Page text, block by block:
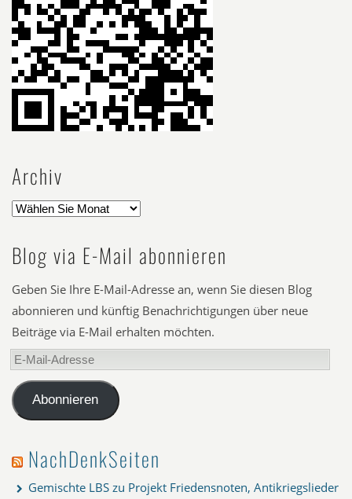
Archiv
Blog via E-Mail abonnieren
Geben Sie Ihre E-Mail-Adresse an, wenn Sie diesen Blog
abonnieren und künftig Benachrichtigungen über neue
Beiträge via E-Mail erhalten möchten.
E-
Mail-
AdresseAbonnieren
NachDenkSeiten
Gemischte LBS zu Projekt Friedensnoten, Antikriegslieder